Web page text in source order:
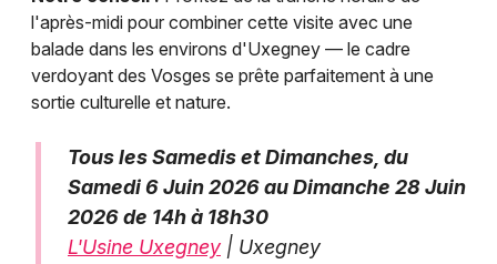
l'après-midi pour combiner cette visite avec une
balade dans les environs d'Uxegney — le cadre
verdoyant des Vosges se prête parfaitement à une
sortie culturelle et nature.
Tous les Samedis et Dimanches, du
Samedi 6 Juin 2026 au Dimanche 28 Juin
2026 de 14h à 18h30
L'Usine Uxegney | Uxegney